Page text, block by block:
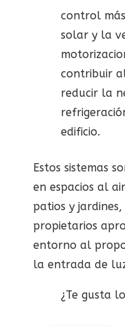
control
solar y la
contribuir
reducir la
edificio.
Estos sistemas
en espacios al
patios y
propietarios
entorno al
la entrada de
¿Te gusta